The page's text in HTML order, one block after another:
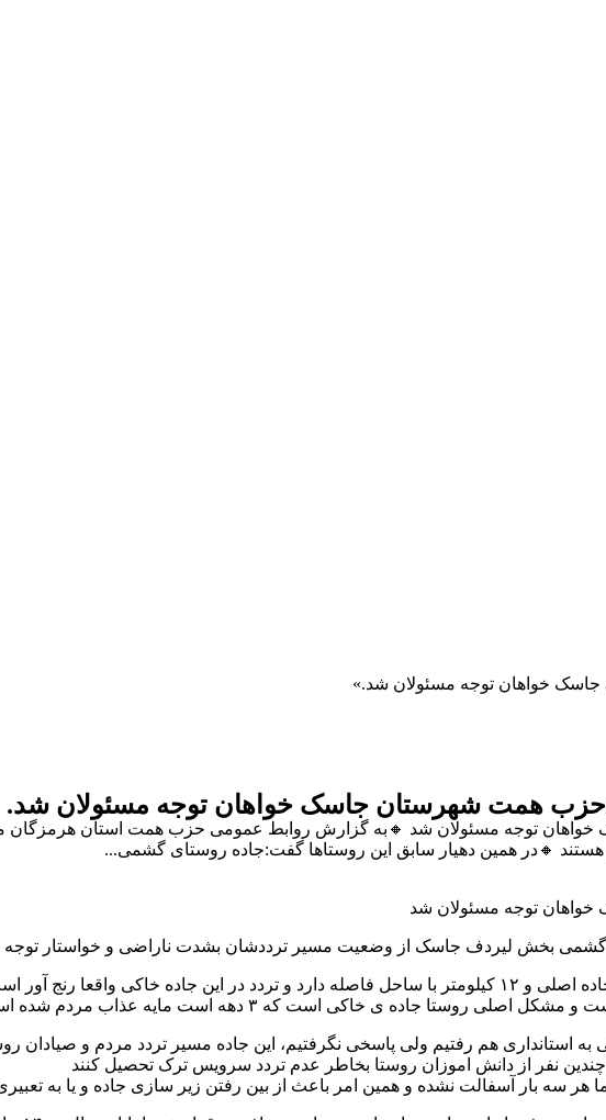
خواهان توجه مسئولان شد.
همت شهرستان جاسک خواهان توجه مسئولان شد.
توجه مسئولان شد 🔸به گزارش روابط عمومی حزب همت استان
🔸در همین دهیار سابق این روستاها گفت:جاده روستای گشمی...
توجه مسئولان شد
بخش لیردف جاسک از وضعیت مسیر ترددشان بشدت ناراضی و خواستار توجه
استانداری هم رفتیم ولی پاسخی نگرفتیم، این جاده مسیر تردد مردم و صیادان
نفر از دانش اموزان روستا بخاطر عدم تردد سرویس ترک تحصیل کنند